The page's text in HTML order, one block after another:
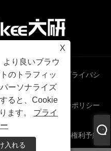
X
り良いブラウ
のトラフィッ
ーソナライズ
ると、Cookie
ます。 プライ
入れる
XML プライバシ
ーポリシー
Co. Ltd.すべての権利予約